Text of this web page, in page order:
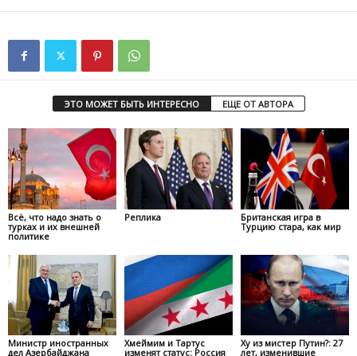
ЭТО МОЖЕТ БЫТЬ ИНТЕРЕСНО ЕЩЕ ОТ АВТОРА
Всё, что надо знать о
турках и их внешней
политике
Реплика
Британская игра в
Турцию стара, как мир
Министр иностранных
дел Азербайджана
Хмеймим и Тартус
изменят статус: Россия
Ху из мистер Путин?: 27
лет, изменившие